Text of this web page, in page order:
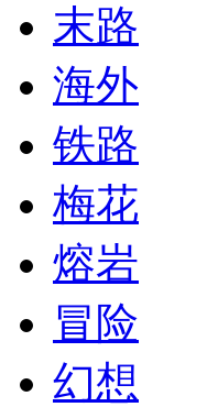
末路
海外
铁路
梅花
熔岩
冒险
幻想